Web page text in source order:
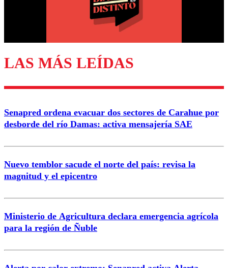
Enviar comentario
LAS MÁS LEÍDAS
Senapred ordena evacuar dos sectores de Carahue por
desborde del río Damas: activa mensajería SAE
Nuevo temblor sacude el norte del país: revisa la
magnitud y el epicentro
Ministerio de Agricultura declara emergencia agrícola
para la región de Ñuble